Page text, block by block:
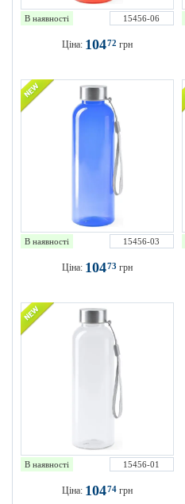
В наявності 15456-06
Ціна: 10472 грн
В наявності 15456-03
Ціна: 10473 грн
В наявності 15456-01
Ціна: 10474 грн